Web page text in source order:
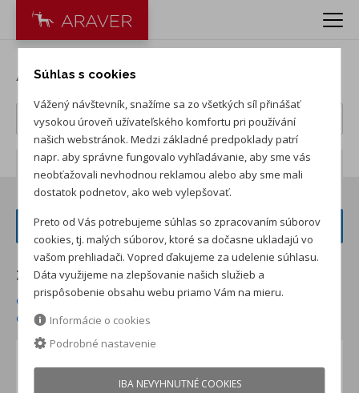
Autá KIA
Počet záznamov: 33
FILTER VOZIDIEL
Zoradiť podľa:
od najnižšej ceny skladom
od najvyššej ceny skladom
od najvyššej zľavy
od najnižšej ceny
KIA SPORTAGE 1,7 CRDi
jazdené auto (rok 2017, 182744 km)
Súhlas s cookies
Vážený návštevník, snažíme sa zo všetkých síl přinášať
vysokou úroveň užívateľského komfortu pri používání
našich webstránok. Medzi základné predpoklady patrí
napr. aby správne fungovalo vyhľadávanie, aby sme vás
neobťažovali nevhodnou reklamou alebo aby sme mali
dostatok podnetov, ako web vylepšovať.
Preto od Vás potrebujeme súhlas so zpracovaním súborov
cookies, tj. malých súborov, ktoré sa dočasne ukladajú vo
vašom prehliadači. Vopred ďakujeme za udelenie súhlasu.
Dáta využijeme na zlepšovanie našich služieb a
prispôsobenie obsahu webu priamo Vám na mieru.
Informácie o cookies
Podrobné nastavenie
IBA NEVYHNUTNÉ COOKIES